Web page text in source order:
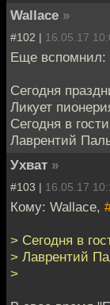
Wallace »
#102 | 16.05.17
Еще вспомнил:
Сегодня
Ликует
Сегодня в
Лаврентий
Ухват »
#103 | 16.05.17
Кому: Wallace,
> Сегодня в
> Лаврентий
>